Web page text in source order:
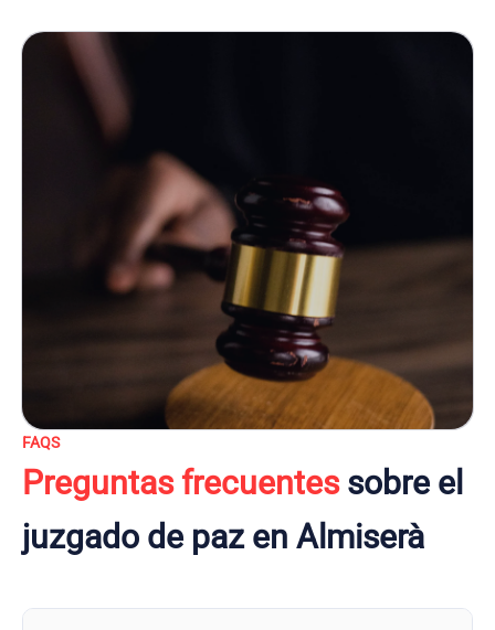
FAQS
Preguntas frecuentessobre el
juzgado de paz en Almiserà